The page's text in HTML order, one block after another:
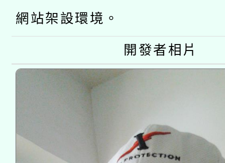
動」
開 智慧啟航」
網站架設環境。
開發者相片